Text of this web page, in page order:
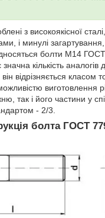
з високоякісної
і минулі
болти М14
кількість аналогів
відрізняється класом
виготовлення
так і його частини у
- 2/3.
болта ГОСТ